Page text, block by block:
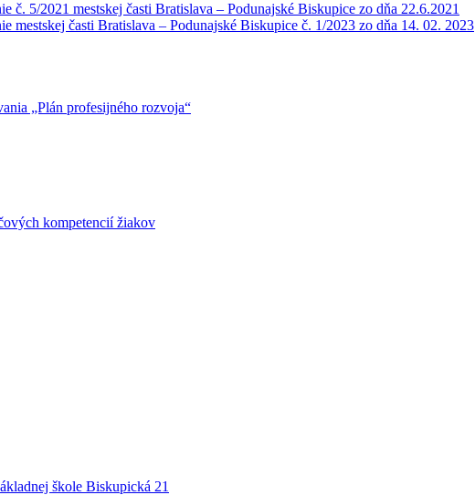
č. 5/2021 mestskej časti Bratislava – Podunajské Biskupice zo dňa 22.6.2021
mestskej časti Bratislava – Podunajské Biskupice č. 1/2023 zo dňa 14. 02. 2023
„Plán profesijného rozvoja“
kompetencií žiakov
škole Biskupická 21